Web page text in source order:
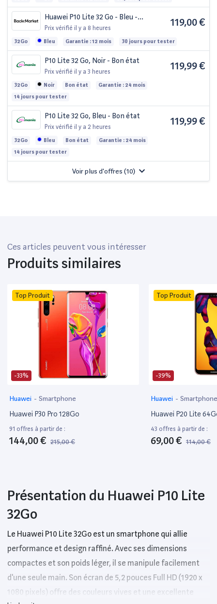
Huawei P10 Lite 32 Go - Bleu -
Débloqué
Prix vérifié il y a 8 heures 119,00 €
32Go Bleu Garantie : 12 mois 30 jours pour tester
P10 Lite 32 Go, Noir - Bon état
Prix vérifié il y a 3 heures 119,99 €
32Go Noir Bon état
Garantie : 24 mois
14 jours pour tester
P10 Lite 32 Go, Bleu - Bon état
Prix vérifié il y a 2 heures 119,99 €
32Go Bleu Bon état
Garantie : 24 mois
14 jours pour tester
Voir plus d'offres (10)
Ces articles peuvent vous intéresser
Produits similaires
-33%
Top Produit
Huawei - Smartphone
Huawei P30 Pro 128Go
91 offres à partir de :
144,00 € 215,00 €
-39%
Top Produit
Huawei -
Huawei P20 Lite
43 offres à partir de :
69,00 € 114,00 €
Présentation du Huawei P10 Lite
32Go
Le Huawei P10 Lite 32Go est un smartphone qui allie
performance et design raffiné. Avec ses dimensions
compactes et son poids léger, il se manipule facilement
d'une seule main. Son écran de 5,2 pouces Full HD (1920 x
1080 pixels) offre des couleurs vives et une excellente